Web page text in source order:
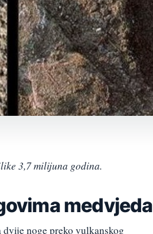
3,7 milijuna godina.
medvjeda
noge preko vulkanskog